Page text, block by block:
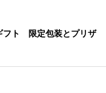
フト 限定包装とプリザ